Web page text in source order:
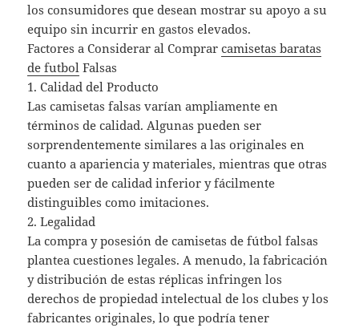
los consumidores que desean mostrar su apoyo a su
equipo sin incurrir en gastos elevados.
Factores a Considerar al Comprarcamisetas baratas
de futbol Falsas
1. Calidad del Producto
Las camisetas falsas varían ampliamente en
términos de calidad. Algunas pueden ser
sorprendentemente similares a las originales en
cuanto a apariencia y materiales, mientras que otras
pueden ser de calidad inferior y fácilmente
distinguibles como imitaciones.
2. Legalidad
La compra y posesión de camisetas de fútbol falsas
plantea cuestiones legales. A menudo, la fabricación
y distribución de estas réplicas infringen los
derechos de propiedad intelectual de los clubes y los
fabricantes originales, lo que podría tener